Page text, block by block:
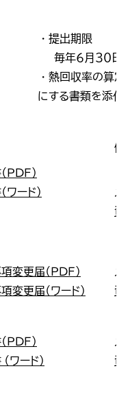
・提出期限
毎年６月３０日
・熱回収率の算
にする書類を添付
備
ＤＦ）
ード）
メ
資
更届（ＰＤＦ）
更届（ワード）
メ
資
ＤＦ）
ード）
メ
資